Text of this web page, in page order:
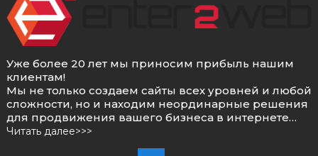
Уже более 20 лет мы приносим прибыль нашим
клиентам!
Мы не только создаем сайты всех уровней и любой
сложности, но и находим неординарные решения
для продвижения вашего бизнеса в интернете…
Читать далее>>>